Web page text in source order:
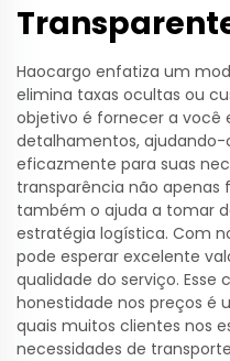
Haocargo enfatiza um
elimina taxas ocultas ou
objetivo é fornecer a você
detalhamentos,
eficazmente para suas
transparência não
também o ajuda a tomar
estratégia logística. Com
pode esperar excelente
qualidade do serviço. Esse
honestidade nos preços é
quais muitos clientes nos
necessidades de